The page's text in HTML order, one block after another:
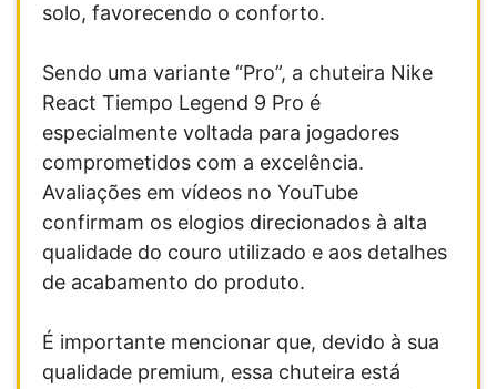
solo, favorecendo o conforto.
Sendo uma variante “Pro”, a chuteira Nike
React Tiempo Legend 9 Pro é
especialmente voltada para jogadores
comprometidos com a excelência.
Avaliações em vídeos no YouTube
confirmam os elogios direcionados à alta
qualidade do couro utilizado e aos detalhes
de acabamento do produto.
É importante mencionar que, devido à sua
qualidade premium, essa chuteira está